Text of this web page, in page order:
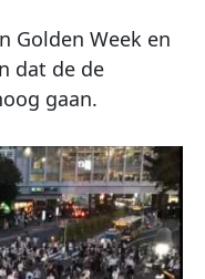
Golden Week en
dat de de
gaan.